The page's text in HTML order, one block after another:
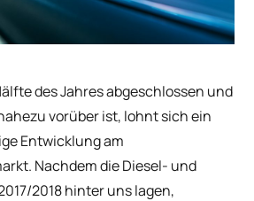
des Jahres abgeschlossen und
vorüber ist, lohnt sich ein
Entwicklung am
Nachdem die Diesel- und
2018 hinter uns lagen,